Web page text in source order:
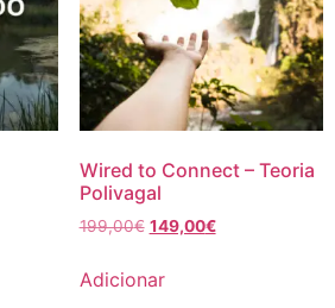
Wired to Connect – Teoria
Polivagal
199,00€ 149,00€
Adicionar